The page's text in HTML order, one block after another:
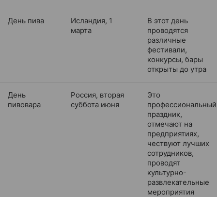
День пива
Исландия, 1
марта
В этот день
проводятся
различные
фестивали,
конкурсы, бары
открыты до утра
День
пивовара
Россия, вторая
суббота июня
Это
профессиональный
праздник,
отмечают на
предприятиях,
чествуют лучших
сотрудников,
проводят
культурно-
развлекательные
мероприятия